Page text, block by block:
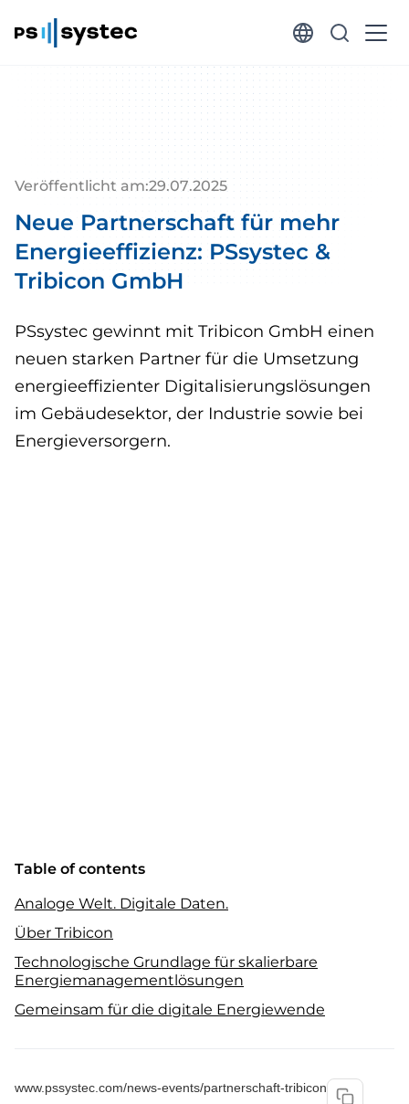
Veröffentlicht am:29.07.2025
Neue Partnerschaft für mehr
Energieeffizienz: PSsystec &
Tribicon GmbH
PSsystec gewinnt mit Tribicon GmbH einen
neuen starken Partner für die Umsetzung
energieeffizienter Digitalisierungslösungen
im Gebäudesektor, der Industrie sowie bei
Energieversorgern.
Table of contents
Analoge Welt. Digitale Daten.
Über Tribicon
Technologische Grundlage für skalierbare
Energiemanagementlösungen
Gemeinsam für die digitale Energiewende
www.pssystec.com/news-events/partnerschaft-tribicon